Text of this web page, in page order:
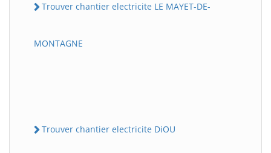
Trouver chantier electricite LE MAYET-DE-
MONTAGNE
Trouver chantier electricite DiOU